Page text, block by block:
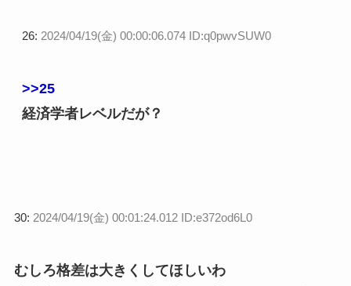
26: 2024/04/19(金) 00:00:06.074 ID:q0pwvSUW0
>>25
経済学者レベルだが？
30: 2024/04/19(金) 00:01:24.012 ID:e372od6L0
むしろ格差は大きくしてほしいわ